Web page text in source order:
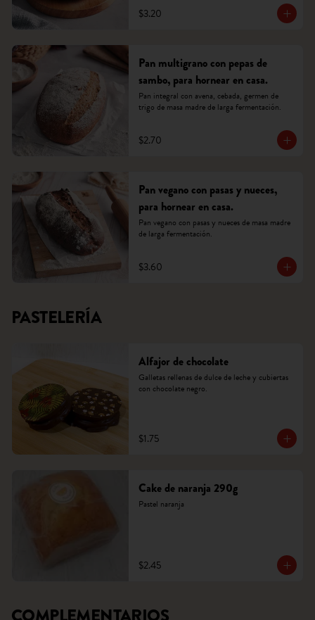
$3.20
Pan multigrano con pepas de
sambo, para hornear en casa.
Pan integral con avena, cebada, germen de
trigo de masa madre de larga fermentación.
$2.70
Pan vegano con pasas y nueces,
para hornear en casa.
Pan vegano con pasas y nueces de masa madre
de larga fermentación.
$3.60
PASTELERÍA
Alfajor de chocolate
Galletas rellenas de dulce de leche y cubiertas
con chocolate negro.
$1.75
Cake de naranja 290g
Pastel naranja
$2.45